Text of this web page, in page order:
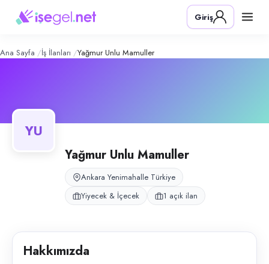
Unlu Mamuller – Şirket
Konum:
Yağmur Unlu Mamuller, Ankara Yenimahalle Demetevler'de fırın ve
Giriş
Ana Sayfa İş İlanları Yağmur Unlu Mamuller
YU
Yağmur Unlu Mamuller
Ankara Yenimahalle Türkiye
Yiyecek & İçecek
1 açık ilan
Hakkımızda